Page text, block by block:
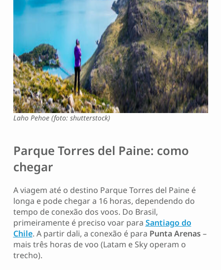
Laho Pehoe (foto: shutterstock)
Parque Torres del Paine: como
chegar
A viagem até o destino Parque Torres del Paine é
longa e pode chegar a 16 horas, dependendo do
tempo de conexão dos voos. Do Brasil,
primeiramente é preciso voar para Santiago do
Chile. A partir dali, a conexão é para Punta Arenas–
mais três horas de voo (Latam e Sky operam o
trecho).